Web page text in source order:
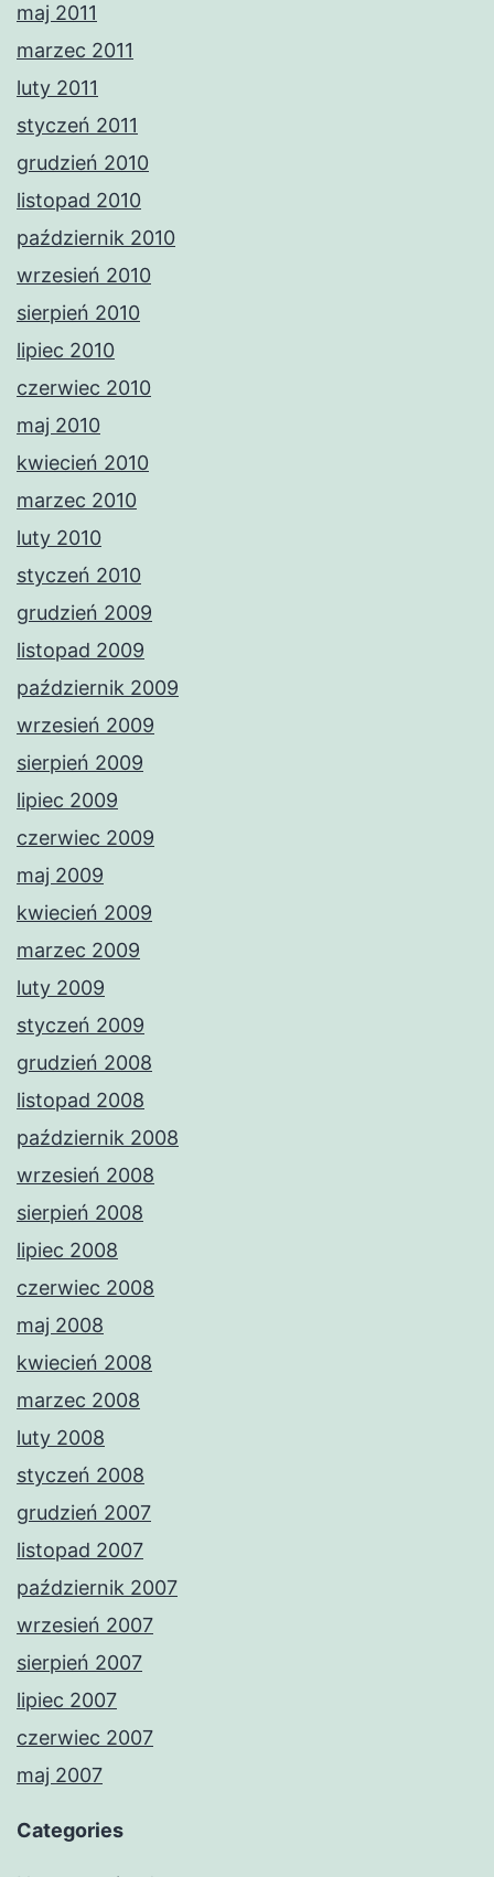
maj 2011
marzec 2011
luty 2011
styczeń 2011
grudzień 2010
listopad 2010
październik 2010
wrzesień 2010
sierpień 2010
lipiec 2010
czerwiec 2010
maj 2010
kwiecień 2010
marzec 2010
luty 2010
styczeń 2010
grudzień 2009
listopad 2009
październik 2009
wrzesień 2009
sierpień 2009
lipiec 2009
czerwiec 2009
maj 2009
kwiecień 2009
marzec 2009
luty 2009
styczeń 2009
grudzień 2008
listopad 2008
październik 2008
wrzesień 2008
sierpień 2008
lipiec 2008
czerwiec 2008
maj 2008
kwiecień 2008
marzec 2008
luty 2008
styczeń 2008
grudzień 2007
listopad 2007
październik 2007
wrzesień 2007
sierpień 2007
lipiec 2007
czerwiec 2007
maj 2007
Categories